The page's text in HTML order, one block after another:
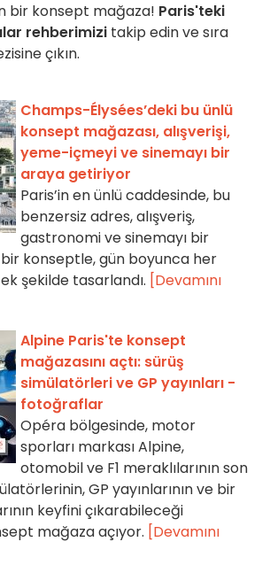
bir konsept mağaza! Paris'teki
rehberimizi takip edin ve sıra
çıkın.
Champs-Élysées’deki bu ünlü
konsept mağazası, alışverişi,
yeme-içmeyi ve sinemayı bir
araya getiriyor
Paris’in en ünlü caddesinde, bu
benzersiz adres, alışveriş,
gastronomi ve sinemayı bir
konseptle, gün boyunca her
şekilde tasarlandı. [Devamını
Alpine Paris'te konsept
mağazasını açtı: sürüş
simülatörleri ve GP yayınları -
fotoğraflar
Opéra bölgesinde, motor
sporları markası Alpine,
otomobil ve F1 meraklılarının son
GP yayınlarının ve bir
keyfini çıkarabileceği
mağaza açıyor. [Devamını